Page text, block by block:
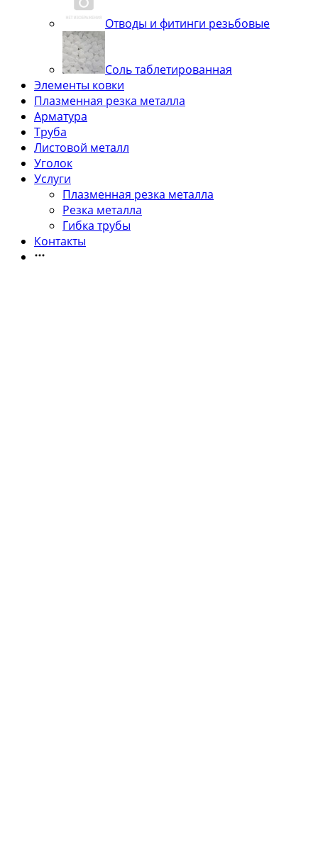
Отводы и фитинги резьбовые
Соль таблетированная
Элементы ковки
Плазменная резка металла
Арматура
Труба
Листовой металл
Уголок
Услуги
Плазменная резка металла
Резка металла
Гибка трубы
Контакты